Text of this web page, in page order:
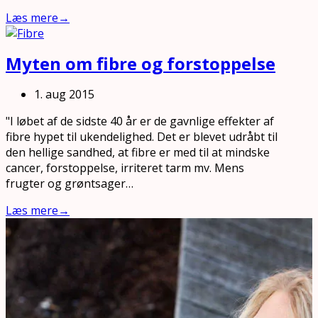
Læs mere→
Myten om fibre og forstoppelse
1. aug 2015
"I løbet af de sidste 40 år er de gavnlige effekter af
fibre hypet til ukendelighed. Det er blevet udråbt til
den hellige sandhed, at fibre er med til at mindske
cancer, forstoppelse, irriteret tarm mv. Mens
frugter og grøntsager…
Læs mere→